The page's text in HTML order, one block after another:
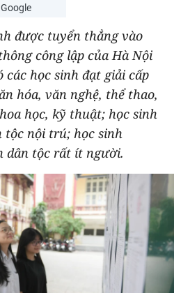
được tuyển thẳng vào
công lập của Hà Nội
các học sinh đạt giải cấp
hóa, văn nghệ, thể thao,
học, kỹ thuật; học sinh
tộc nội trú; học sinh
dân tộc rất ít người.